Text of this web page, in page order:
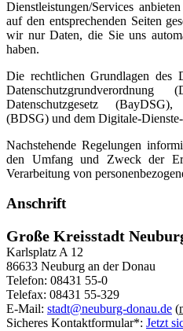
Dienstleistungen/Services
auf den entsprechenden Seiten
wir nur Daten, die Sie uns
haben.
Die rechtlichen Grundlagen des
Datenschutzgesetz
(BDSG) und dem Digitale-
Nachstehende Regelungen
den Umfang und Zweck der
Verarbeitung von
Anschrift
Große Kreisstadt
Karlsplatz A 12
86633 Neuburg an der Donau
Telefon: 08431 55-0
Telefax: 08431 55-329
E-Mail: stadt@neuburg-donau.de (
Sicheres Kontaktformular*: Jetzt